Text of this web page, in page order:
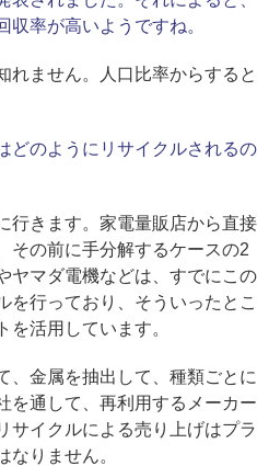
収率が高いようですね。
ません。人口比率からすると
のようにリサイクルされるの
きます。家電量販店から直接
その前に手分解するケースの2
ヤマダ電機などは、すでにこの
を行っており、そういったとこ
を活用しています。
金属を抽出して、種類ごとに
を通して、再利用するメーカー
サイクルによる売り上げはプラ
なりません。